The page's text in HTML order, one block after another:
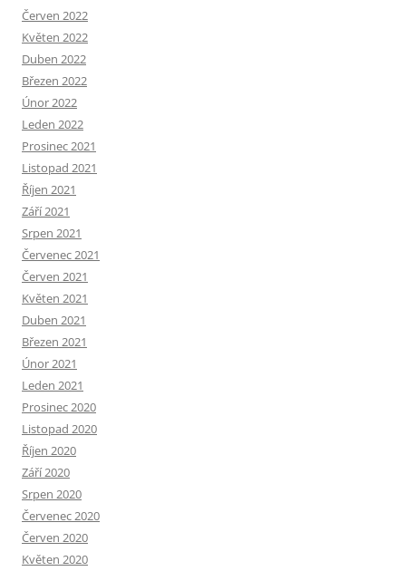
Červen 2022
Květen 2022
Duben 2022
Březen 2022
Únor 2022
Leden 2022
Prosinec 2021
Listopad 2021
Říjen 2021
Září 2021
Srpen 2021
Červenec 2021
Červen 2021
Květen 2021
Duben 2021
Březen 2021
Únor 2021
Leden 2021
Prosinec 2020
Listopad 2020
Říjen 2020
Září 2020
Srpen 2020
Červenec 2020
Červen 2020
Květen 2020